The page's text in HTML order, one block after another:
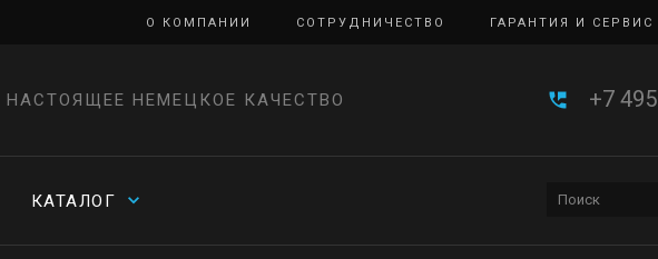
О КОМПАНИИ СОТРУДНИЧЕСТВО ГАРАНТИЯ И СЕРВИС
НАСТОЯЩЕЕ НЕМЕЦКОЕ КАЧЕСТВО +7 495
КАТАЛОГ